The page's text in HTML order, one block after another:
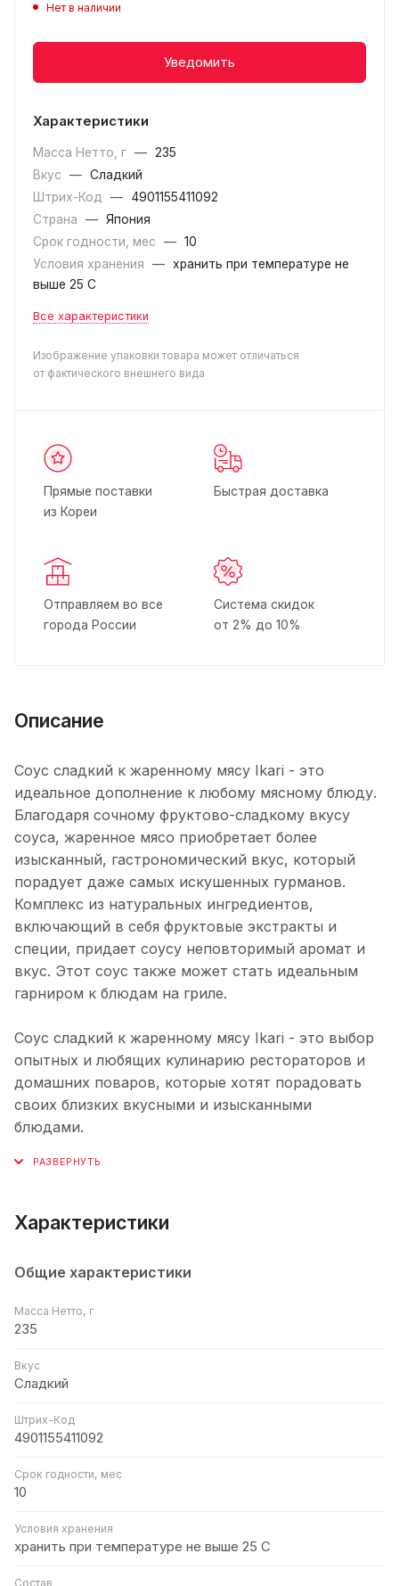
Нет в наличии
Уведомить
Характеристики
Масса Нетто, г — 235
Вкус
— Сладкий
Штрих-Код
—
4901155411092
Страна
— Япония
Срок годности, мес
— 10
Условия хранения
— хранить при температуре не
выше 25 С
Все характеристики
Изображение упаковки товара может отличаться
от фактического внешнего вида
Прямые поставки
из Кореи
Быстрая доставка
Отправляем во все
города России
Система скидок
от 2% до 10%
Описание
Соус сладкий к жаренному мясу Ikari - это
идеальное дополнение к любому мясному блюду.
Благодаря сочному фруктово-сладкому вкусу
соуса, жаренное мясо приобретает более
изысканный, гастрономический вкус, который
порадует даже самых искушенных гурманов.
Комплекс из натуральных ингредиентов,
включающий в себя фруктовые экстракты и
специи, придает соусу неповторимый аромат и
вкус. Этот соус также может стать идеальным
гарниром к блюдам на гриле.
Соус сладкий к жаренному мясу Ikari - это выбор
опытных и любящих кулинарию рестораторов и
домашних поваров, которые хотят порадовать
своих близких вкусными и изысканными
блюдами.
Характеристики
Общие характеристики
Масса Нетто, г
235
Вкус
Сладкий
Штрих-Код
4901155411092
Срок годности, мес
10
Условия хранения
хранить при температуре не выше 25 С
Состав